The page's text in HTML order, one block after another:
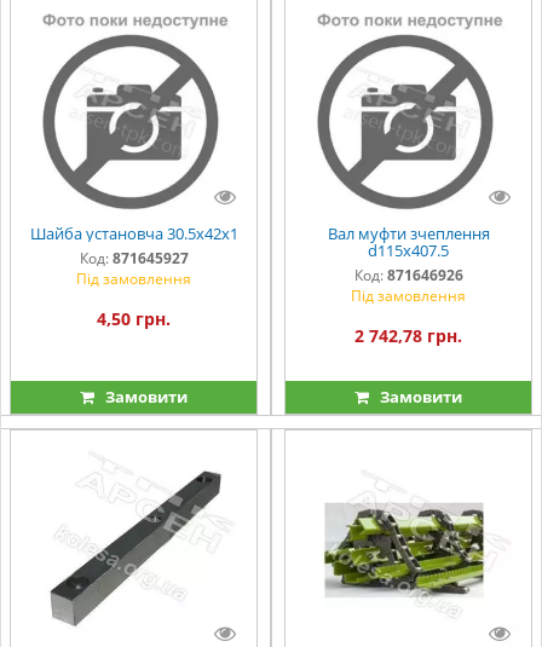
Шайба установча 30.5х42х1
Код: 871645927
Під замовлення
4,50 грн.
Замовити
Вал муфти зчеплення
d115х407.5
Код: 871646926
Під замовлення
2 742,78 грн.
Замовити